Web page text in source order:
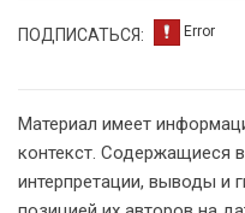
ПОДПИСАТЬСЯ:
Материал имеет
контекст. Содержащиеся
интерпретации, выводы и